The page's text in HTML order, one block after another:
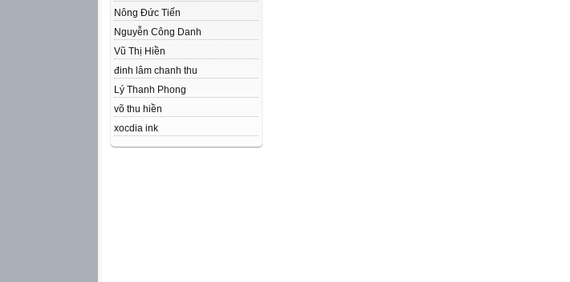
Nông Đức Tiến
Nguyễn Công Danh
Vũ Thị Hiền
đinh lâm chanh thu
Lý Thanh Phong
võ thu hiền
xocdia ink